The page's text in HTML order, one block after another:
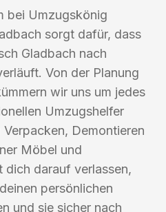
bei Umzugskönig
sorgt dafür, dass
Gladbach nach
Von der Planung
wir uns um jedes
Umzugshelfer
Demontieren
Möbel und
dich darauf verlassen,
persönlichen
und sie sicher nach